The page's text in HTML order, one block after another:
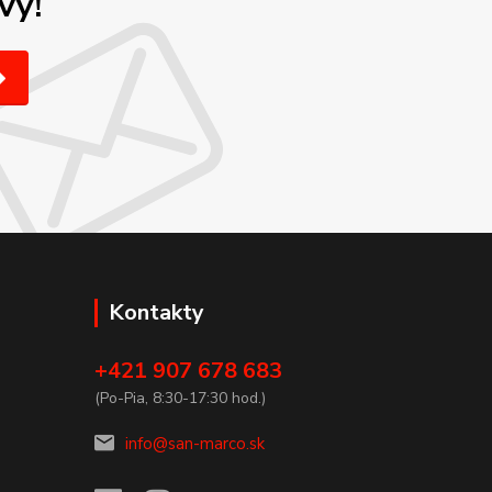
Kontakty
+421 907 678 683
(Po-Pia, 8:30-17:30 hod.)
info@san-marco.sk